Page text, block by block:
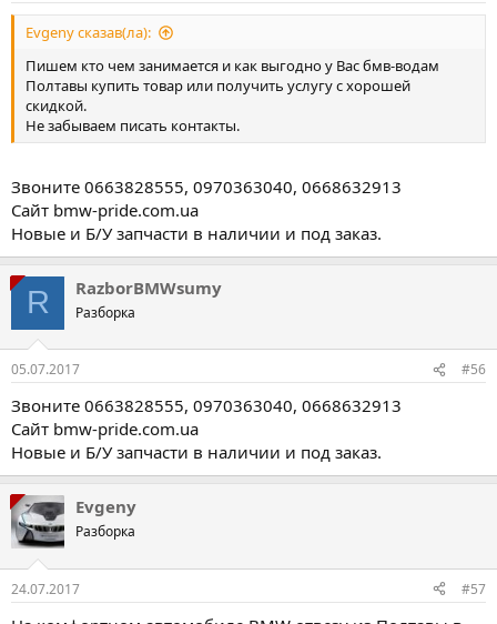
Evgeny сказав(ла):
Пишем кто чем занимается и как выгодно у Вас бмв-водам
Полтавы купить товар или получить услугу с хорошей
скидкой.
Не забываем писать контакты.
Звоните 0663828555, 0970363040, 0668632913
Сайт bmw-pride.com.ua
Новые и Б/У запчасти в наличии и под заказ.
R RazborBMWsumy
Разборка
05.07.2017 #56
Звоните 0663828555, 0970363040, 0668632913
Сайт bmw-pride.com.ua
Новые и Б/У запчасти в наличии и под заказ.
Evgeny
Разборка
24.07.2017 #57